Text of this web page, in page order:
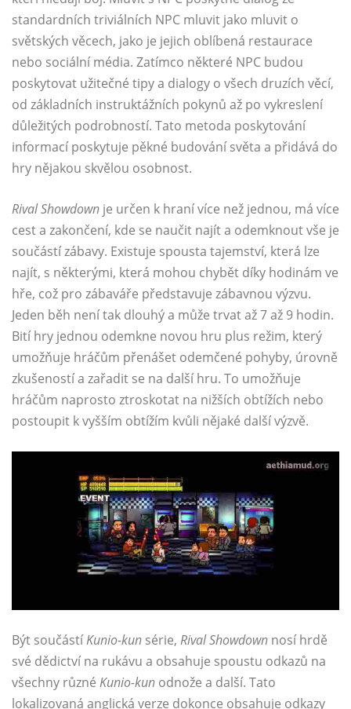
standardních triviálních NPC mluvit jako mluvit o
světských věcech, jako je jejich oblíbená restaurace
nebo sociální média. Zatímco některé NPC budou
poskytovat užitečné tipy a dialogy o všech druzích věcí,
od základních instruktážních pokynů až po vykreslení
důležitých podrobností. Tato metoda poskytování
informací poskytuje pěkné budování světa a přidává do
hry nějakou skvělou osobnost.
Rival Showdown je určen k hraní více než jednou, má více
cest a zakončení, kde se naučit najít a odemknout vše je
součástí zábavy. Existuje spousta tajemství, která lze
najít, s některými, která mohou chybět díky hodinám ve
hře, což pro zábaváře představuje zábavnou výzvu.
Jeden běh není tak dlouhý a může trvat až 7 až 9 hodin.
Bití hry jednou odemkne novou hru plus režim, který
umožňuje hráčům přenášet odemčené pohyby, úrovně
zkušeností a zařadit se na další hru. To umožňuje
hráčům naprosto ztroskotat na nižších obtížích nebo
postoupit k vyšším obtížím kvůli nějaké další výzvě.
Být součástíKunio-kun série, Rival Showdown nosí hrdě
své dědictví na rukávu a obsahuje spoustu odkazů na
všechny různé Kunio-kun odnože a další. Tato
lokalizovaná anglická verze dokonce obsahuje odkazy